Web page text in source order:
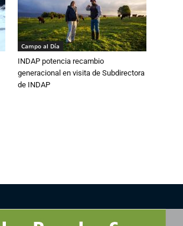
Campo al Día
INDAP potencia recambio
generacional en visita de Subdirectora
de INDAP